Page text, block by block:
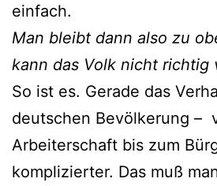
einfach.
Man bleibt dann also zu
kann das Volk nicht richtig
So ist es. Gerade das
deutschen Bevölkerung –
Arbeiterschaft bis zum
komplizierter. Das muß